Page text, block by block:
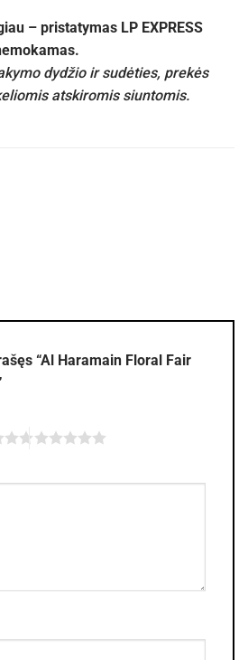
– pristatymas LP EXPRESS
dydžio ir sudėties, prekės
atskiromis siuntomis.
“Al Haramain Floral Fair